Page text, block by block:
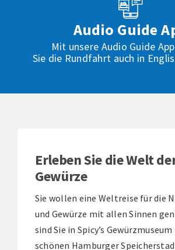
Audio Guide
Mit unsere Audio Guide
Sie die Rundfahrt auch in
Erleben Sie die Welt
Gewürze
Sie wollen eine Weltreise für die
und Gewürze mit allen Sinnen
sind Sie in Spicy’s
schönen Hamburger